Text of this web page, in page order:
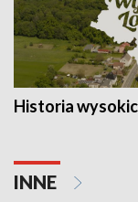
Historia
INNE